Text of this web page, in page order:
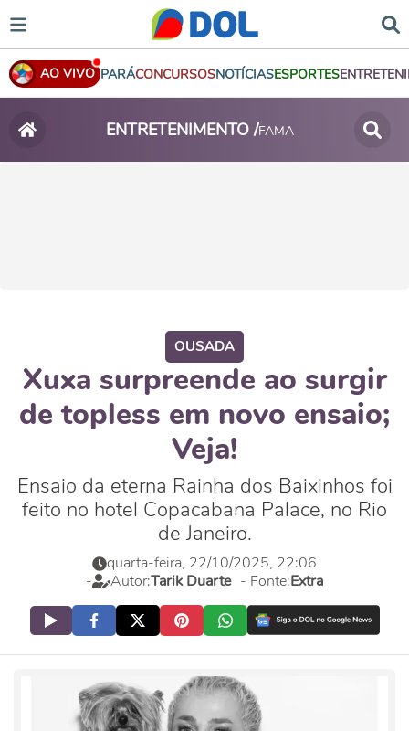
AO VIVO PARÁCONCURSOSNOTÍCIASESPORTES
ENTRETENIMENTO /FAMA
OUSADA
Xuxa surpreende ao surgir
de topless em novo ensaio;
Veja!
Ensaio da eterna Rainha dos Baixinhos foi
feito no hotel Copacabana Palace, no Rio
de Janeiro.
quarta-feira, 22/10/2025, 22:06
-
Autor:Tarik Duarte - Fonte:Extra